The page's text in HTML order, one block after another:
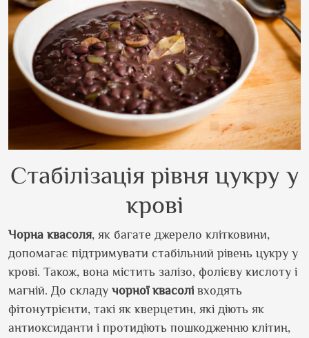
Стабілізація рівня цукру у
крові
Чорна квасоля, як багате джерело клітковини,
допомагає підтримувати стабільний рівень цукру у
крові. Також, вона містить залізо, фолієву кислоту і
магній. До складу чорної квасолі входять
фітонутрієнти, такі як кверцетин, які діють як
антиоксиданти і протидіють пошкодженню клітин,